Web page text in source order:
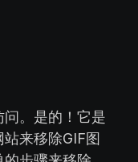
。是的！它是
来移除GIF图